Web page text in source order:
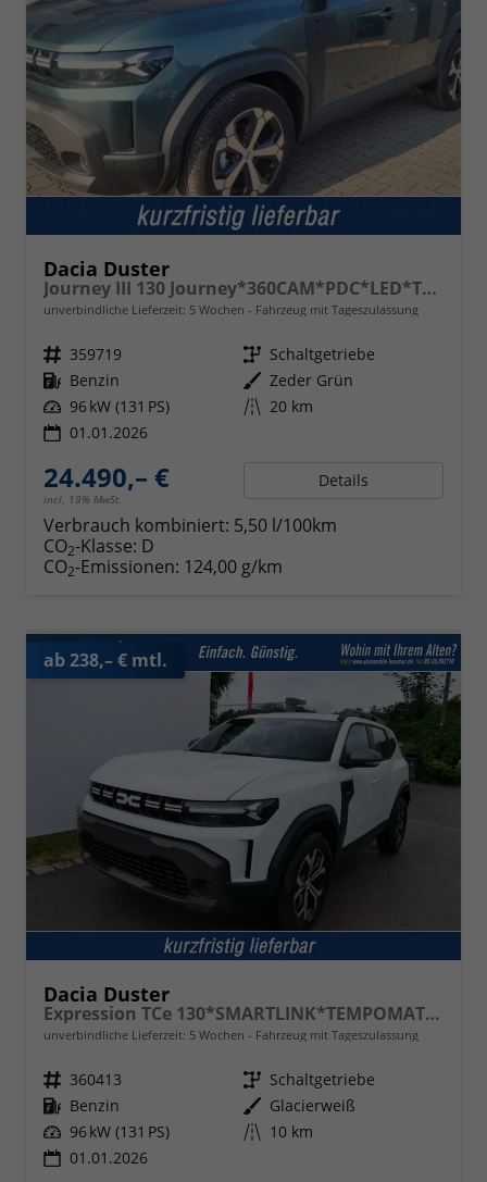
Dacia Duster
Journey III 130 Journey*360CAM*PDC*LED*TOT*SHZ
unverbindliche Lieferzeit: 5 Wochen Fahrzeug mit Tageszulassung
Fahrzeugnr. 359719 Getriebe Schaltgetriebe
Kraftstoff Benzin Außenfarbe Zeder Grün
Leistung 96 kW (131 PS) Kilometerstand 20 km
01.01.2026
24.490,– €
incl. 19% MwSt.
Details
Verbrauch kombiniert: 5,50 l/100km
CO2-Klasse: D
CO2-Emissionen: 124,00 g/km
ab 238,– € mtl.
Dacia Duster
Expression TCe 130*SMARTLINK*TEMPOMAT*LED*PDC-KAMERA*SHZ*KLIMA*17-ZOLL
unverbindliche Lieferzeit: 5 Wochen Fahrzeug mit Tageszulassung
Fahrzeugnr. 360413 Getriebe Schaltgetriebe
Kraftstoff Benzin Außenfarbe Glacierweiß
Leistung 96 kW (131 PS) Kilometerstand 10 km
01.01.2026